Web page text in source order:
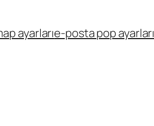
ayarlarıe-posta pop ayarları